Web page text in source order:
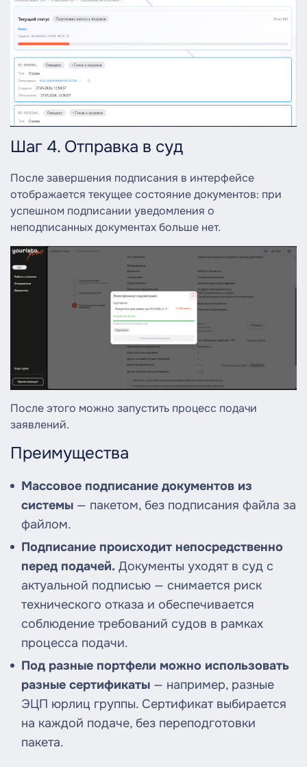
Шаг 4. Отправка в суд
После завершения подписания в интерфейсе
отображается текущее состояние документов: при
успешном подписании уведомления о
неподписанных документах больше нет.
После этого можно запустить процесс подачи
заявлений.
Преимущества
Массовое подписание документов из
системы — пакетом, без подписания файла за
файлом.
Подписание происходит непосредственно
перед подачей. Документы уходят в суд с
актуальной подписью — снимается риск
технического отказа и обеспечивается
соблюдение требований судов в рамках
процесса подачи.
Под разные портфели можно использовать
разные сертификаты — например, разные
ЭЦП юрлиц группы. Сертификат выбирается
на каждой подаче, без переподготовки
пакета.